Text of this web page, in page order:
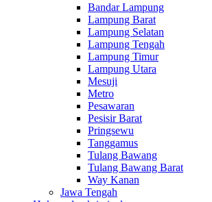
Bandar Lampung
Lampung Barat
Lampung Selatan
Lampung Tengah
Lampung Timur
Lampung Utara
Mesuji
Metro
Pesawaran
Pesisir Barat
Pringsewu
Tanggamus
Tulang Bawang
Tulang Bawang Barat
Way Kanan
Jawa Tengah